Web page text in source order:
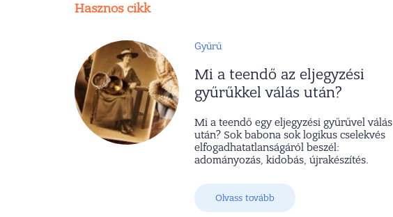
Hasznos cikk
Gyűrű
Mi a teendő az eljegyzési
gyűrűkkel válás után?
Mi a teendő egy eljegyzési gyűrűvel válás
után? Sok babona sok logikus cselekvés
elfogadhatatlanságáról beszél:
adományozás, kidobás, újrakészítés.
Olvass tovább